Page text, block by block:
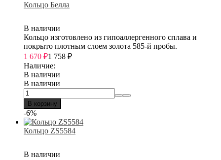
Кольцо Белла
В наличии
Кольцо изготовлено из гипоаллергенного сплава и
покрыто плотным слоем золота 585-й пробы.
1 670 ₽1 758 ₽
Наличие:
В наличии
В наличии
В корзину
-6%
Кольцо ZS5584
В наличии